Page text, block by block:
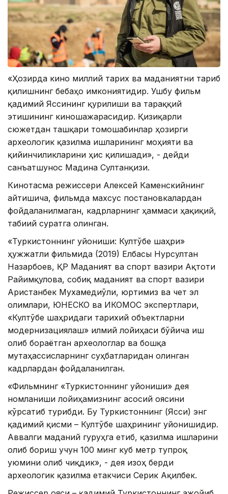
«Ҳозирда кино миллий тарих ва маданиятни тарғиб
қилишнинг бебаҳо имкониятидир. Ушбу фильм
қадимий Яссининг қурилиши ва тараққий
этишининг киношажарасидир. Қизиқарли
сюжетдан ташқари томошабинлар ҳозирги
археологик қазилма ишларининг моҳияти ва
қийинчиликларини ҳис қилишади», - дейди
санъатшунос Мадина Султанқизи.
Кинотасма режиссери Алексей Каменскийнинг
айтишича, фильмда махсус постановкалардан
фойдаланилмаган, кадрларнинг ҳаммаси ҳақиқий,
табиий суратга олинган.
«Туркистоннинг уйғониши: Култўбе шаҳри»
ҳужжатли фильмида (2019) Елбасы Нурсултан
Назарбоев, ҚР Маданият ва спорт вазири Ақтоти
Райимқулова, собиқ маданият ва спорт вазири
Аристанбек Мухамедиўғли, юртимиз ва чет эл
олимлари, ЮНЕСКО ва ИКОМОС экспертлари,
«Култўбе шаҳридаги тарихий объектларни
модернизациялаш» илмий лойиҳаси бўйича иш
олиб бораётган археологлар ва бошқа
мутаҳассисларнинг суҳбатларидан олинган
кадрлардан фойдаланилган.
«Фильмнинг «Туркистоннинг уйғониши» дея
номланиши лойиҳамизнинг асосий ғоясини
кўрсатиб турибди. Бу Туркистоннинг (Ясси) энг
қадимий қисми – Култўбе шаҳрининг уйғонишидир.
Аввалги маданий гуруҳга етиб, қазилма ишларини
олиб бориш учун 100 минг куб метр тупроқ
уюмини олиб чиқдик», - дея изоҳ берди
археологик қазилма етакчиси Серик Ақилбек.